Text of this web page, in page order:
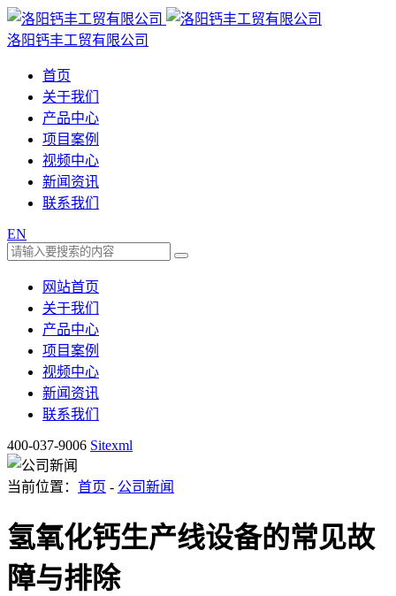
洛阳钙丰工贸有限公司
首页
关于我们
产品中心
项目案例
视频中心
新闻资讯
联系我们
EN
网站首页
关于我们
产品中心
项目案例
视频中心
新闻资讯
联系我们
400-037-9006 Sitexml
当前位置： 首页 - 公司新闻
氢氧化钙生产线设备的常见故
障与排除